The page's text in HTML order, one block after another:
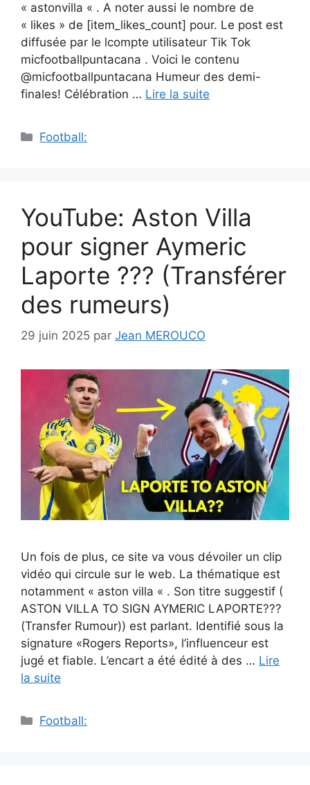
« astonvilla « . A noter aussi le nombre de
« likes » de [item_likes_count] pour. Le post est
diffusée par le lcompte utilisateur Tik Tok
micfootballpuntacana . Voici le contenu
@micfootballpuntacana Humeur des demi-
finales! Célébration … Lire la suite
Catégories
Football:
YouTube: Aston Villa
pour signer Aymeric
Laporte ??? (Transférer
des rumeurs)
29 juin 2025 par Jean MEROUCO
Un fois de plus, ce site va vous dévoiler un clip
vidéo qui circule sur le web. La thématique est
notamment « aston villa « . Son titre suggestif (
ASTON VILLA TO SIGN AYMERIC LAPORTE???
(Transfer Rumour)) est parlant. Identifié sous la
signature «Rogers Reports», l’influenceur est
jugé et fiable. L’encart a été édité à des … Lire
la suite
Catégories
Football: